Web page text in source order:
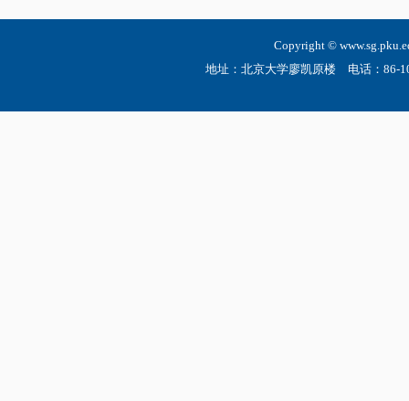
Copyright ©
地址：北京大学廖凯原楼 电话：86-